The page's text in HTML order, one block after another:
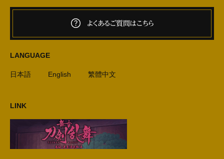
よくあるご質問はこちら
LANGUAGE
日本語 English 繁體中文
LINK